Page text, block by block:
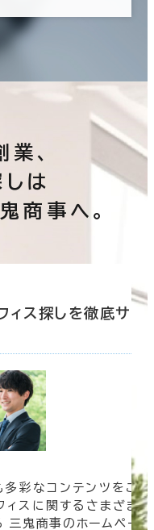
、
は
商事へ。
ィス探しを徹底サ
多彩なコンテンツをご
ィスに関するさまざま
三鬼商事のホームペー